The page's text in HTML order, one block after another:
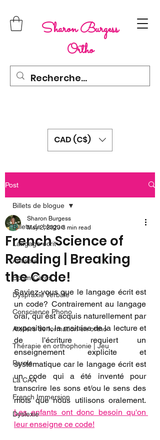
Sharon Burgess
Ortho
CAD (C$)
Post
Billets de blogue
Langage écrit
Autisme
Boom Cards
Dyspraxie Verbale
Conscience Phono
Ateliers de formation en ortho
Thérapie en orthophonie | Jeu
Parole
La CAA
French Immersion
Dyslexie
Billets de blogue
French Science of
Reading | Breaking
the Code!
Sharon Burgess
May 2, 2023 3 min read
Saviez-vous que le langage écrit est
un code? Contrairement au langage
oral, qui est acquis naturellement par
exposition, la maitrise de la lecture et
de l'écriture requiert un
enseignement explicite et
systématique car le langage écrit est
un code qui a été inventé pour
transcrire les sons et/ou le sens des
Les enfants ont donc besoin qu'on
leur enseigne ce code!